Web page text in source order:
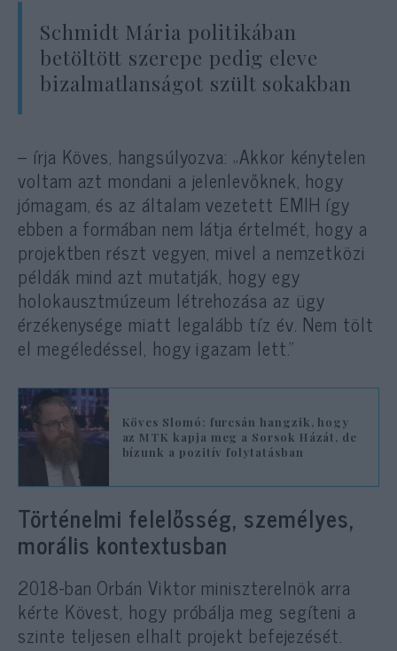
Schmidt Mária politikában
betöltött szerepe pedig eleve
bizalmatlanságot szült sokakban
– írja Köves, hangsúlyozva: „Akkor kénytelen
voltam azt mondani a jelenlevőknek, hogy
jómagam, és az általam vezetett EMIH így
ebben a formában nem látja értelmét, hogy a
projektben részt vegyen, mivel a nemzetközi
példák mind azt mutatják, hogy egy
holokausztmúzeum létrehozása az ügy
érzékenysége miatt legalább tíz év. Nem tölt
el megéledéssel, hogy igazam lett.”
Köves Slomó: furcsán hangzik, hogy
az MTK kapja meg a Sorsok Házát, de
bízunk a pozitív folytatásban
Történelmi felelősség, személyes,
morális kontextusban
2018-ban Orbán Viktor miniszterelnök arra
kérte Kövest, hogy próbálja meg segíteni a
szinte teljesen elhalt projekt befejezését.